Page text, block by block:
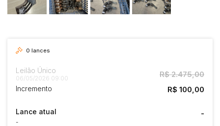
0 lances
Leilão Único
06/05/2026 09:00 R$ 2.475,00
Incremento R$ 100,00
Lance atual
-
-